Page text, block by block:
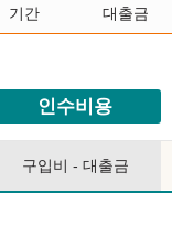
기간 대출금
인수비용
구입비 - 대출금